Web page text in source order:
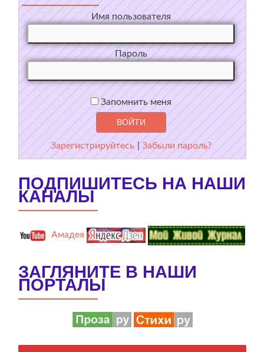
Имя пользователя
Пароль
Запомнить меня
Зарегистрируйтесь |Забыли пароль?
ПОДПИШИТЕСЬ НА НАШИ
КАНАЛЫ
Амадея
ЗАГЛЯНИТЕ В НАШИ
ПОРТАЛЫ